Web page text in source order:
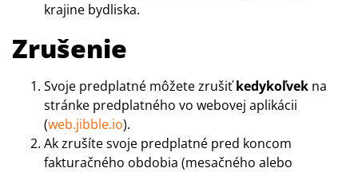
krajine bydliska.
Zrušenie
Svoje predplatné môžete zrušiťkedykoľvek na
stránke predplatného vo webovej aplikácii
(web.jibble.io).
Ak zrušíte svoje predplatné pred koncom
fakturačného obdobia (mesačného alebo